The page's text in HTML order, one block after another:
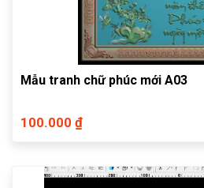
Mẫu tranh chữ phúc mới A03
100.000 ₫